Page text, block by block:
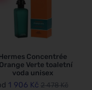
Concentrée
Verte toaletní
voda unisex
1 906 Kč 2 478 Kč